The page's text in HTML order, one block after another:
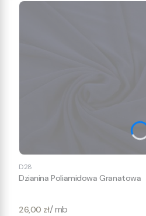
D28
Dzianina Poliamidowa Granatowa
Cena
26,00 zł/ mb